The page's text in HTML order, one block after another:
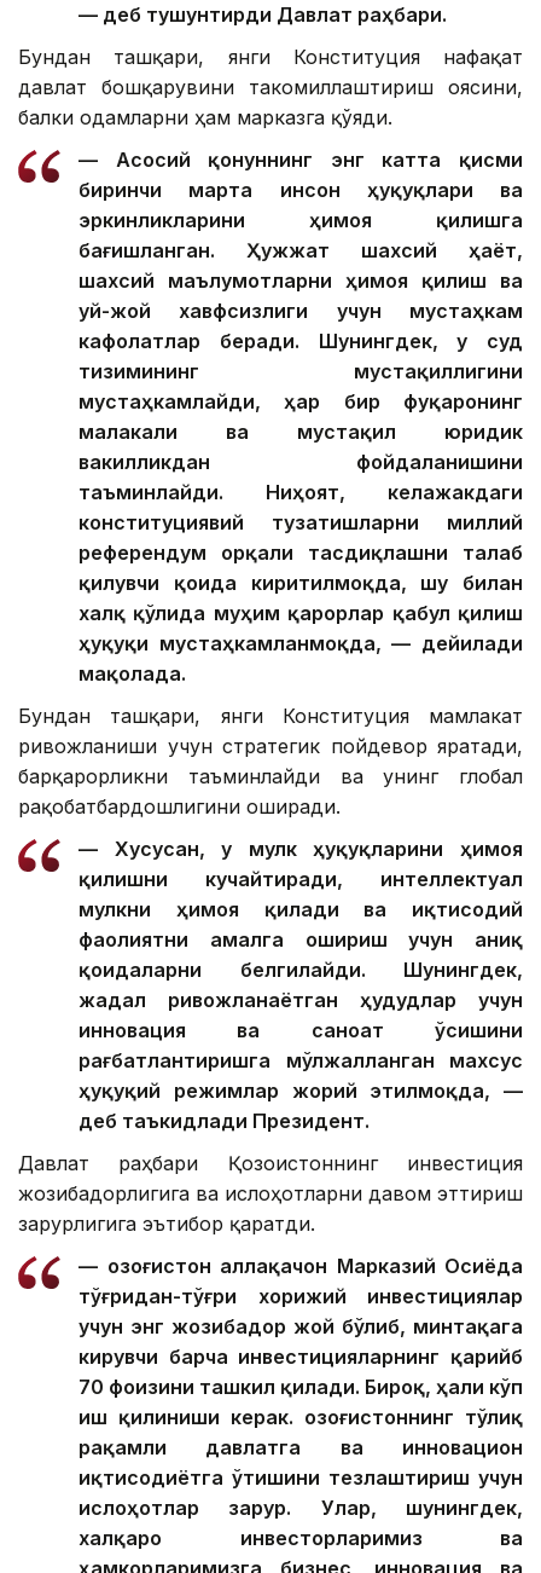
— деб тушунтирди Давлат раҳбари.
Бундан ташқари, янги Конституция нафақат
давлат бошқарувини такомиллаштириш ғоясини,
балки одамларни ҳам марказга қўяди.
— Асосий қонуннинг энг катта қисми
биринчи марта инсон ҳуқуқлари ва
эркинликларини ҳимоя қилишга
бағишланган. Ҳужжат шахсий ҳаёт,
шахсий маълумотларни ҳимоя қилиш ва
уй-жой хавфсизлиги учун мустаҳкам
кафолатлар беради. Шунингдек, у суд
тизимининг мустақиллигини
мустаҳкамлайди, ҳар бир фуқаронинг
малакали ва мустақил юридик
вакилликдан фойдаланишини
таъминлайди. Ниҳоят, келажакдаги
конституциявий тузатишларни миллий
референдум орқали тасдиқлашни талаб
қилувчи қоида киритилмоқда, шу билан
халқ қўлида муҳим қарорлар қабул қилиш
ҳуқуқи мустаҳкамланмоқда, — дейилади
мақолада.
Бундан ташқари, янги Конституция мамлакат
ривожланиши учун стратегик пойдевор яратади,
барқарорликни таъминлайди ва унинг глобал
рақобатбардошлигини оширади.
— Хусусан, у мулк ҳуқуқларини ҳимоя
қилишни кучайтиради, интеллектуал
мулкни ҳимоя қилади ва иқтисодий
фаолиятни амалга ошириш учун аниқ
қоидаларни белгилайди. Шунингдек,
жадал ривожланаётган ҳудудлар учун
инновация ва саноат ўсишини
рағбатлантиришга мўлжалланган махсус
ҳуқуқий режимлар жорий этилмоқда, —
деб таъкидлади Президент.
Давлат раҳбари Қозоғистоннинг инвестиция
жозибадорлигига ва ислоҳотларни давом эттириш
зарурлигига эътибор қаратди.
— Қозоғистон аллақачон Марказий Осиёда
тўғридан-тўғри хорижий инвестициялар
учун энг жозибадор жой бўлиб, минтақага
кирувчи барча инвестицияларнинг қарийб
70 фоизини ташкил қилади. Бироқ, ҳали кўп
иш қилиниши керак. Қозоғистоннинг тўлиқ
рақамли давлатга ва инновацион
иқтисодиётга ўтишини тезлаштириш учун
ислоҳотлар зарур. Улар, шунингдек,
халқаро инвесторларимиз ва
ҳамкорларимизга бизнес, инновация ва